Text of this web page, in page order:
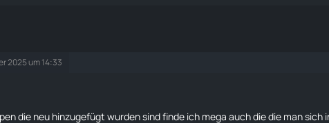
2025 um 14:33
die neu hinzugefügt wurden sind finde ich mega auch die die man